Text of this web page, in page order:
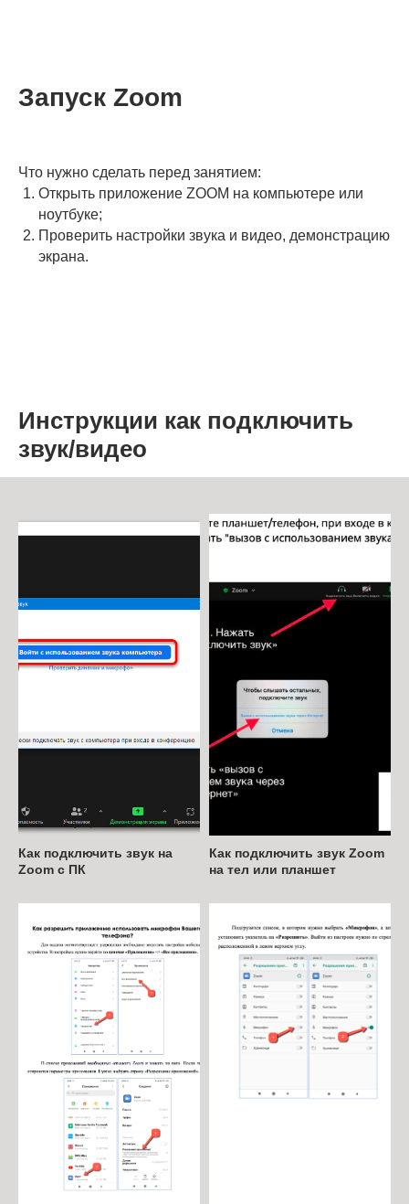
Запуск Zoom
Что нужно сделать перед занятием:
Открыть приложение ZOOM на компьютере или
ноутбуке;
Проверить настройки звука и видео, демонстрацию
экрана.
Инструкции как подключить
звук/видео
Как подключить звук на
Zoom с ПК
Как подключить звук Zoom
на тел или планшет